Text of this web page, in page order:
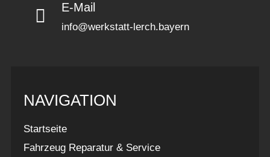
E-Mail
info@werkstatt-lerch.bayern
NAVIGATION
Startseite
Fahrzeug Reparatur & Service